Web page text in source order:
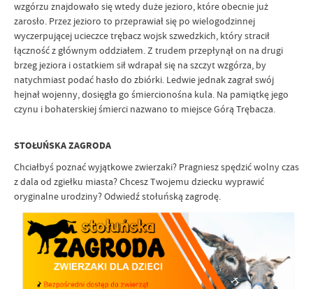
wzgórzu znajdowało się wtedy duże jezioro, które obecnie już
zarosło. Przez jezioro to przeprawiał się po wielogodzinnej
wyczerpującej ucieczce trębacz wojsk szwedzkich, który stracił
łączność z głównym oddziałem. Z trudem przepłynął on na drugi
brzeg jeziora i ostatkiem sił wdrapał się na szczyt wzgórza, by
natychmiast podać hasło do zbiórki. Ledwie jednak zagrał swój
hejnał wojenny, dosięgła go śmiercionośna kula. Na pamiątkę jego
czynu i bohaterskiej śmierci nazwano to miejsce Górą Trębacza.
STOŁUŃSKA ZAGRODA
Chciałbyś poznać wyjątkowe zwierzaki? Pragniesz spędzić wolny czas
z dala od zgiełku miasta? Chcesz Twojemu dziecku wyprawić
oryginalne urodziny? Odwiedź stołuńską zagrodę.